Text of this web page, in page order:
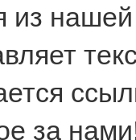
из
за